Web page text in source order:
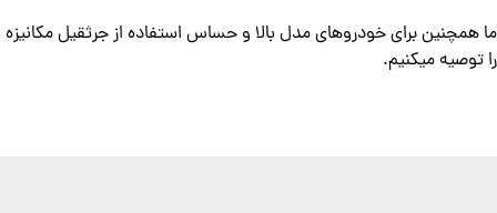
ما همچنین برای خودروهای مدل بالا و حساس استفاده از جرثقیل مکانیزه
را توصیه میکنیم.